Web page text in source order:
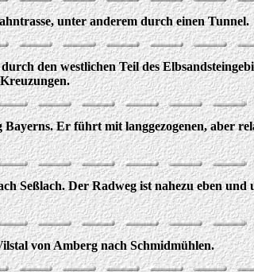
unter anderem durch einen Tunnel.
den westlichen Teil des
Er führt mit langgezogenen, aber
Seßlach. Der Radweg ist nahezu eben
von Amberg nach Schmidmühlen.